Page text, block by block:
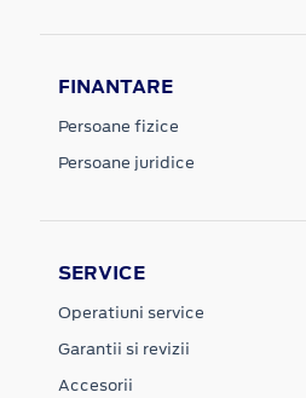
FINANTARE
Persoane fizice
Persoane juridice
SERVICE
Operatiuni service
Garantii si revizii
Accesorii